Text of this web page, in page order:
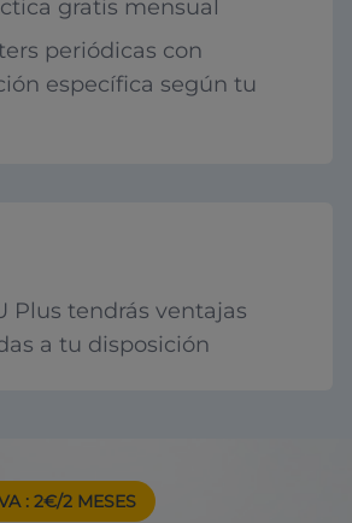
gratis mensual
periódicas con
específica según tu
Plus tendrás ventajas
a tu disposición
: 2€/2 MESES